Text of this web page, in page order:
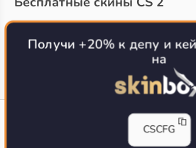
Получи +20% к депу и
на
CSCFG